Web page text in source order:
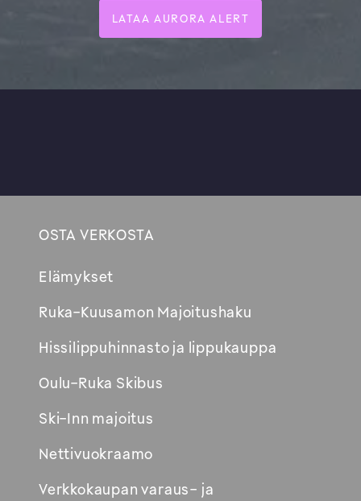
LATAA AURORA ALERT
OSTA VERKOSTA
Elämykset
Ruka-Kuusamon Majoitushaku
ikkunaan
Hissilippuhinnasto ja lippukauppa
Oulu-Ruka Skibus
Ski-Inn majoitus
Nettivuokraamo
Verkkokaupan varaus- ja